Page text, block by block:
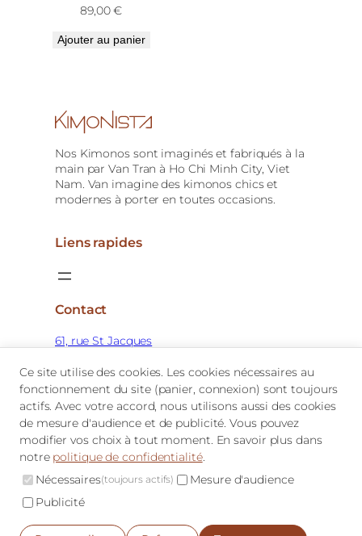
89,00€
Ajouter au panier
Nos Kimonos sont imaginés et fabriqués à la
main par Van Tran à Ho Chi Minh City, Viet
Nam. Van imagine des kimonos chics et
modernes à porter en toutes occasions.
Liens rapides
Contact
61, rue St Jacques
Mar-Sam : 10h-13h30 / 15h-19h
contact@kimonista.com
+33 (0)2 59 16 25 09
© 2026 Kimonista. Tous droits réservés. Facebook
Instagram
TikTok
Ce site utilise des cookies. Les cookies nécessaires au
fonctionnement du site (panier, connexion) sont toujours
actifs. Avec votre accord, nous utilisons aussi des cookies
de mesure d'audience et de publicité. Vous pouvez
modifier vos choix à tout moment. En savoir plus dans
notre politique de confidentialité.
Nécessaires(toujours actifs)
Mesure d'audience
Publicité